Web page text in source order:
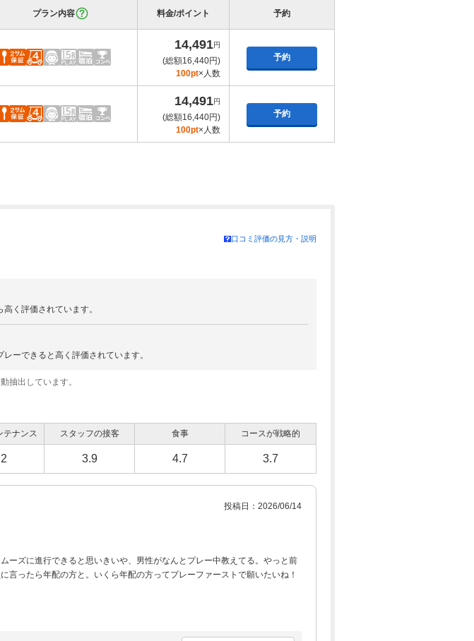
プラン内容 料金/ポイント 予約
14,491円
(総額16,440円)
100pt×人数
予約
14,491円
(総額16,440円)
100pt×人数
予約
口コミ評価の見方・説明
く評価されています。
ーできると高く評価されています。
抽出しています。
テナンス スタッフの接客 食事 コースが戦略的
3.9 4.7 3.7
投稿日：2026/06/14
ーズに進行できると思いきいや、男性がなんとプレー中教えてる。やっと前
言ったら年配の方と。いくら年配の方ってプレーファーストで願いたいね！